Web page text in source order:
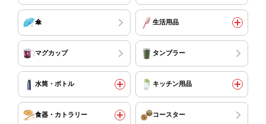
傘 生活用品
マグカップ タンブラー
水筒・ボトル キッチン用品
食器・カトラリー コースター